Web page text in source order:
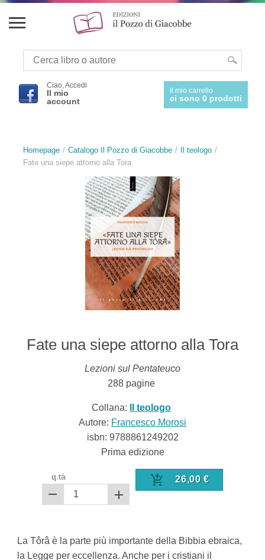
Ciao, Accedi
Il mio
account
Il mio carrello
ci sono 0 prodotti
Homepage Catalogo Il Pozzo di Giacobbe
Il teologo
Fate una siepe attorno alla Tora
Fate una siepe attorno alla Tora
Lezioni sul Pentateuco
288pagine
Collana:
Il teologo
Autore: Francesco Morosi
isbn: 9788861249202
Prima edizione
q.tà 26,00 €
La Tôrâ è la parte più importante della Bibbia ebraica,
la Legge per eccellenza. Anche per i cristiani il